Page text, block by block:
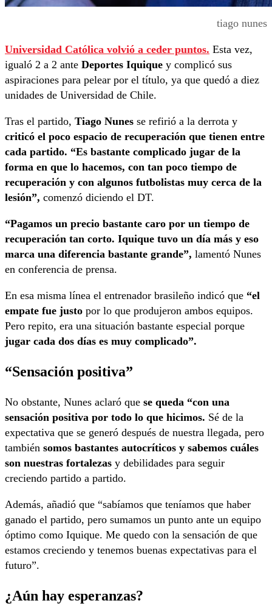
tiago nunes
Universidad Católica volvió a ceder puntos. Esta vez,
igualó 2 a 2 ante Deportes Iquique y complicó sus
aspiraciones para pelear por el título, ya que quedó a diez
unidades de Universidad de Chile.
Tras el partido, Tiago Nunes se refirió a la derrota y
criticó el poco espacio de recuperación que tienen entre
cada partido. “Es bastante complicado jugar de la
forma en que lo hacemos, con tan poco tiempo de
recuperación y con algunos futbolistas muy cerca de la
lesión”, comenzó diciendo el DT.
“Pagamos un precio bastante caro por un tiempo de
recuperación tan corto. Iquique tuvo un día más y eso
marca una diferencia bastante grande”, lamentó Nunes
en conferencia de prensa.
En esa misma línea el entrenador brasileño indicó que “el
empate fue justo por lo que produjeron ambos equipos.
Pero repito, era una situación bastante especial porque
jugar cada dos días es muy complicado”.
“Sensación positiva”
No obstante, Nunes aclaró que se queda “con una
sensación positiva por todo lo que hicimos. Sé de la
expectativa que se generó después de nuestra llegada, pero
también somos bastantes autocríticos y sabemos cuáles
son nuestras fortalezas y debilidades para seguir
creciendo partido a partido.
Además, añadió que “sabíamos que teníamos que haber
ganado el partido, pero sumamos un punto ante un equipo
óptimo como Iquique. Me quedo con la sensación de que
estamos creciendo y tenemos buenas expectativas para el
futuro”.
¿Aún hay esperanzas?